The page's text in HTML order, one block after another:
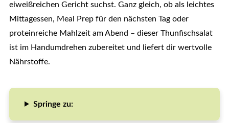
eiweißreichen Gericht suchst. Ganz gleich, ob als leichtes
Mittagessen, Meal Prep für den nächsten Tag oder
proteinreiche Mahlzeit am Abend – dieser Thunfischsalat
ist im Handumdrehen zubereitet und liefert dir wertvolle
Nährstoffe.
Springe zu: